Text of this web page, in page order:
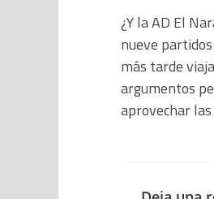
¿Y la AD El
nueve
más tarde
argumentos
aprovechar